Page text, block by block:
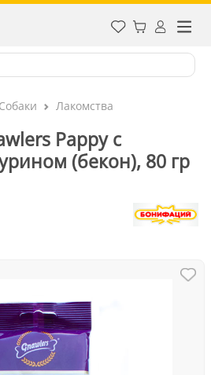
Собаки Лакомства
Pappy с
(бекон), 80 гр